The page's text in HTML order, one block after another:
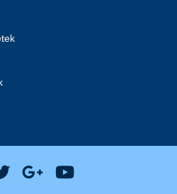
Város Facebook
Hévíz Város X
Hévíz Város
Hévíz Város